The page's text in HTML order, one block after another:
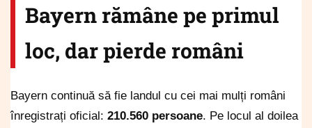
Bayern rămâne pe primul
loc, dar pierde români
Bayern continuă să fie landul cu cei mai mulți români
înregistrați oficial: 210.560 persoane. Pe locul al doilea